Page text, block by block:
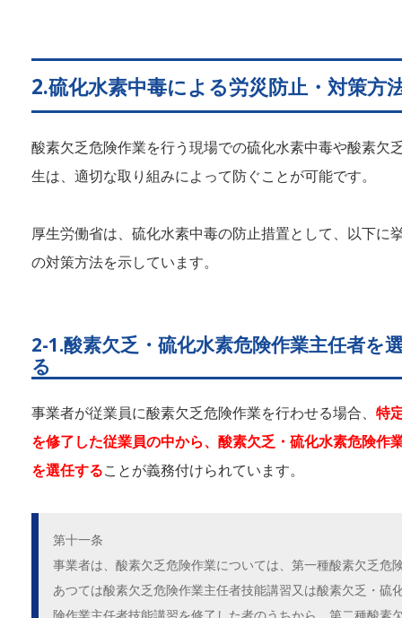
2.硫化水素中毒による労災防止・対策方
酸素欠乏危険作業を行う現場での硫化水素中毒や酸素欠
生は、適切な取り組みによって防ぐことが可能です。
厚生労働省は、硫化水素中毒の防止措置として、以下に
の対策方法を示しています。
2-1.酸素欠乏・硫化水素危険作業主任者を
る
事業者が従業員に酸素欠乏危険作業を行わせる場合、 特
を修了した従業員の中から、酸素欠乏・硫化水素危険作
を選任することが義務付けられています。
第十一条
事業者は、酸素欠乏危険作業については、第一種酸素欠乏危
あつては酸素欠乏危険作業主任者技能講習又は酸素欠乏・硫